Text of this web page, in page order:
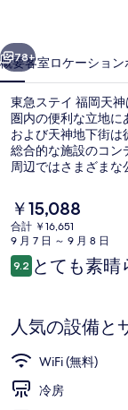
天
神
の
写
真
ギ
ャ
ラ
リ
ー
次へ
78+
概要客室ロケーション
東急ステイ 福岡天
圏内の便利な立地に
および天神地下街は
総合的な施設のコン
周辺ではさまざまな
現
在
の
料
金
で
す
￥15,088
合計 ￥16,651
9 月 7 日 ～ 9 月 8 日
口
コ
9.210段階中9.2
とても素晴
人気の設備と
WiFi (無料)
冷房